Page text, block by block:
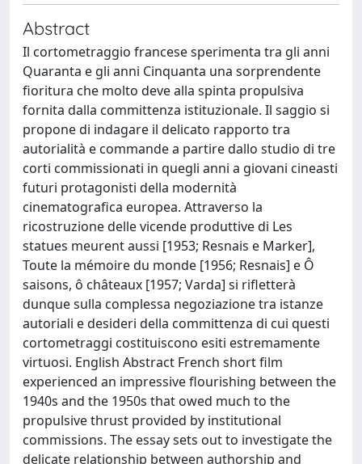
Abstract
Il cortometraggio francese sperimenta tra gli anni
Quaranta e gli anni Cinquanta una sorprendente
fioritura che molto deve alla spinta propulsiva
fornita dalla committenza istituzionale. Il saggio si
propone di indagare il delicato rapporto tra
autorialità e commande a partire dallo studio di tre
corti commissionati in quegli anni a giovani cineasti
futuri protagonisti della modernità
cinematografica europea. Attraverso la
ricostruzione delle vicende produttive di Les
statues meurent aussi [1953; Resnais e Marker],
Toute la mémoire du monde [1956; Resnais] e Ô
saisons, ô châteaux [1957; Varda] si rifletterà
dunque sulla complessa negoziazione tra istanze
autoriali e desideri della committenza di cui questi
cortometraggi costituiscono esiti estremamente
virtuosi. English Abstract French short film
experienced an impressive flourishing between the
1940s and the 1950s that owed much to the
propulsive thrust provided by institutional
commissions. The essay sets out to investigate the
delicate relationship between authorship and